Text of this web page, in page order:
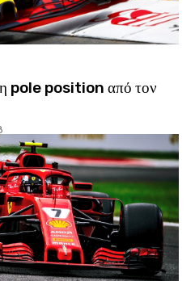
pole position από τον